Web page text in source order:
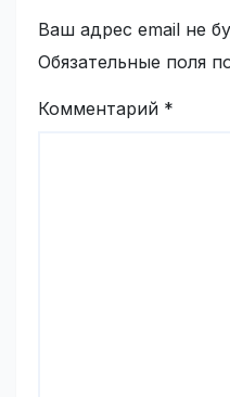
Ваш адрес email не
Обязательные поля
Комментарий *